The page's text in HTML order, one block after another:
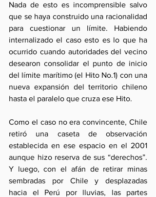
Nada de esto es incomprensible salvo
que se haya construido una racionalidad
para cuestionar un límite. Habiendo
internalizado el caso esto es lo que ha
ocurrido cuando autoridades del vecino
desearon consolidar el punto de inicio
del límite marítimo (el Hito No.1) con una
nueva expansión del territorio chileno
hasta el paralelo que cruza ese Hito.
Como el caso no era convincente, Chile
retiró una caseta de observación
establecida en ese espacio en el 2001
aunque hizo reserva de sus “derechos”.
Y luego, con el afán de retirar minas
sembradas por Chile y desplazadas
hacia el Perú por lluvias, las partes